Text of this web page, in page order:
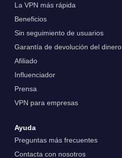
La VPN más rápida
Beneficios
Sin seguimiento de usuarios
Garantía de devolución del dinero
Afiliado
Influenciador
Prensa
VPN para empresas
Ayuda
Preguntas más frecuentes
Contacta con nosotros